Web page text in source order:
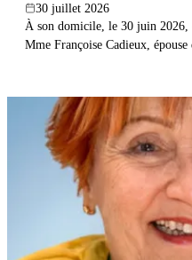
30 juillet 2026
À son domicile, le 30 juin 2026,
Mme Françoise Cadieux, épouse